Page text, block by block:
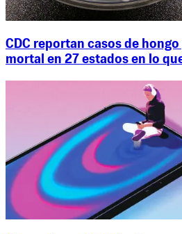
CDC reportan casos de
mortal en 27 estados en lo